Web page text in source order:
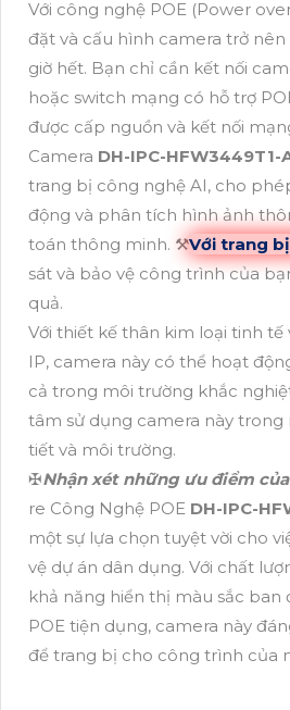
Với công nghệ POE (Power
đặt và cấu hình camera trở
giờ hết. Bạn chỉ cần kết nối
hoặc switch mạng có hỗ trợ
được cấp nguồn và kết nối
Camera DH-IPC-HFW3449T1-
trang bị công nghệ AI, cho
động và phân tích hình ảnh
toán thông minh. ⚒Với trang
sát và bảo vệ công trình của
quả.
Với thiết kế thân kim loại tinh
IP, camera này có thể hoạt
cả trong môi trường khắc
tâm sử dụng camera này trong
tiết và môi trường.
✠Nhận xét những ưu điểm
re Công Nghệ POE DH-IPC-
một sự lựa chọn tuyệt vời cho
vệ dự án dân dụng. Với chất
khả năng hiển thị màu sắc
POE tiện dụng, camera này
để trang bị cho công trình của